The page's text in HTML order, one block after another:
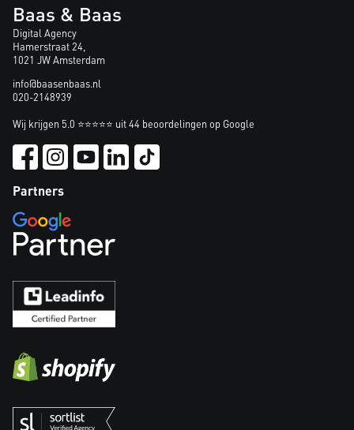
Baas & Baas
Digital Agency
Hamerstraat 24,
1021 JW Amsterdam
info@baasenbaas.nl
020-2148939
Wij krijgen 5.0 ⭐⭐⭐⭐⭐ uit 44 beoordelingen op Google
Partners